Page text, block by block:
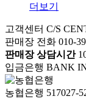
더보기
고객센터 C/S
판매장 전화 010-
판매장 상담시간
입금은행 BANK
농협은행 517027-